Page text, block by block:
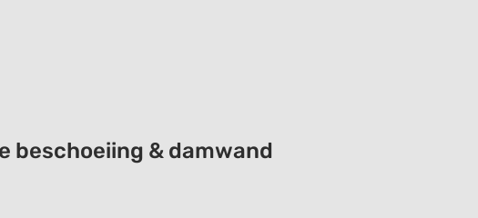
beschoeiing & damwand